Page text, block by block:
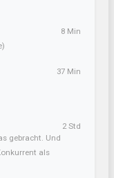
8 Min
37 Min
gebracht. Und
als
2 Std